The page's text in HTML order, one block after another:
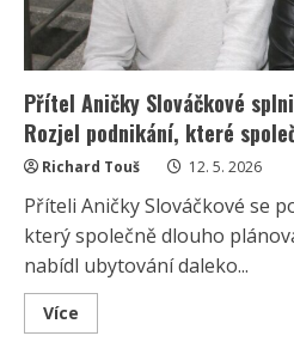
Přítel Aničky Slováčkové
Rozjel podnikání, které
Richard Touš 12. 5. 2026
Příteli Aničky Slováčkové se
který společně dlouho
nabídl ubytování daleko...
Více
more